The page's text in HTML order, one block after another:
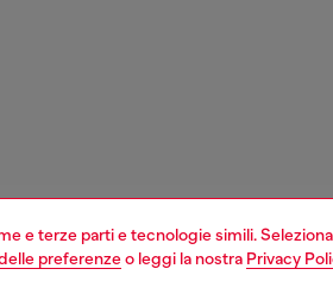
e terze parti e tecnologie simili.
preferenzeo leggi la nostra Privacy